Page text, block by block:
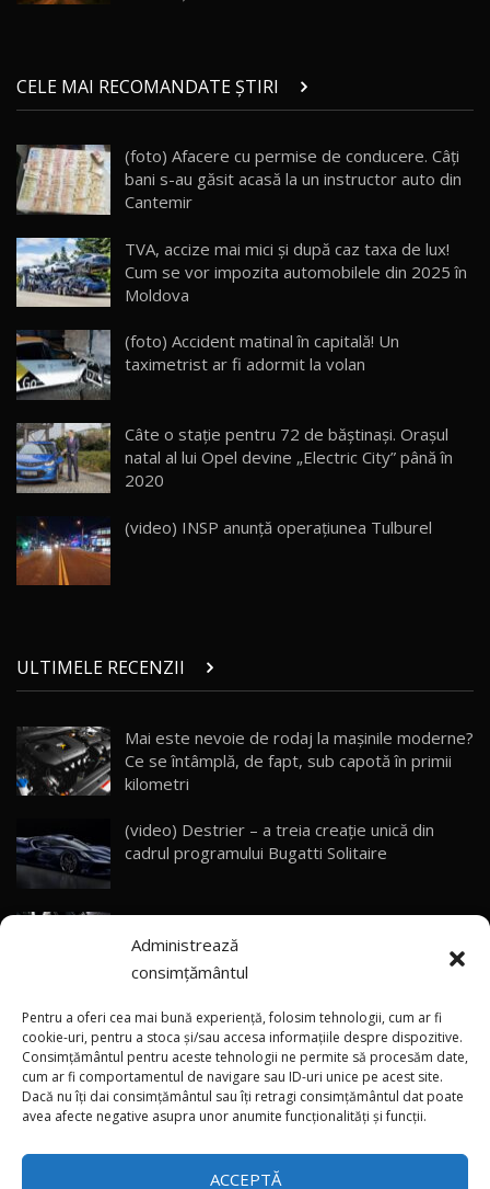
Administrează
consimțământul
Pentru a oferi cea mai bună experiență, folosim tehnologii, cum ar fi
cookie-uri, pentru a stoca și/sau accesa informațiile despre dispozitive.
Consimțământul pentru aceste tehnologii ne permite să procesăm date,
cum ar fi comportamentul de navigare sau ID-uri unice pe acest site.
Dacă nu îți dai consimțământul sau îți retragi consimțământul dat poate
avea afecte negative asupra unor anumite funcționalități și funcții.
ACCEPTĂ
20 29:08
21
AutoBlog.MD
16:59
22
Noua Mazda 6e / Test Drive AutoBlog.MD
26:59
23
Lynk & Co 01 / Test Drive AutoBlog.MD
25:19
24
ZEEKR 009: Cel mai Performant și Confortabil
Van Electric Testat în Moldova / AutoBlog.MD
26:38
25
mai Exclusiv și Puternic Defender Testat în
Moldova
32:21
26
AutoBlog.MD
10:57
28
Noul Geely Monjaro 2025! Mai ieftin și mai
dotat / Test Drive AutoBlog.MD
29
ZEEKR 9X - PRIMUL TEST DRIVE ÎN ROMÂNĂ!
CUM SE CONDUCE?
33:40
30
Primele impresii despre BYD Seal U DM-i,
Sealion 7 și Seal 5 DM-i / Test Drive
AutoBlog.MD
13:56
Noul Volvo EX90 / Test Drive AutoBlog.MD
32:06
33
MG RX5 - își merită banii? / Test Drive
AutoBlog.MD
CELE MAI RECOMANDATE ȘTIRI
(foto) Afacere cu permise de conducere. Câţi
bani s-au găsit acasă la un instructor auto din
Cantemir
TVA, accize mai mici și după caz taxa de lux!
Cum se vor impozita automobilele din 2025 în
Moldova
(foto) Accident matinal în capitală! Un
taximetrist ar fi adormit la volan
Câte o staţie pentru 72 de băştinaşi. Oraşul
natal al lui Opel devine „Electric City” până în
2020
(video) INSP anunță operațiunea Tulburel
ULTIMELE RECENZII
Mai este nevoie de rodaj la mașinile moderne?
Ce se întâmplă, de fapt, sub capotă în primii
kilometri
(video) Destrier – a treia creație unică din
cadrul programului Bugatti Solitaire
care elimină decalajul turbo
ANRE: Detensionarea relativă a situației din
Golf influențează prețurile la carburanți în
Moldova
(foto/video) Imaginea zilei: Și în SUA polițiștii
uneori „stau în tufari”
×